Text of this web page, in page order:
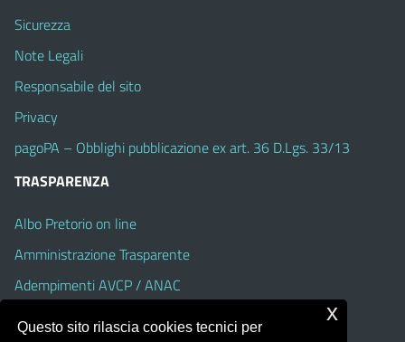
Sicurezza
Note Legali
Responsabile del sito
Privacy
pagoPA – Obblighi pubblicazione ex art. 36 D.Lgs. 33/13
TRASPARENZA
Albo Pretorio on line
Amministrazione Trasparente
Adempimenti AVCP / ANAC
Questo sito rilascia cookies tecnici per
x